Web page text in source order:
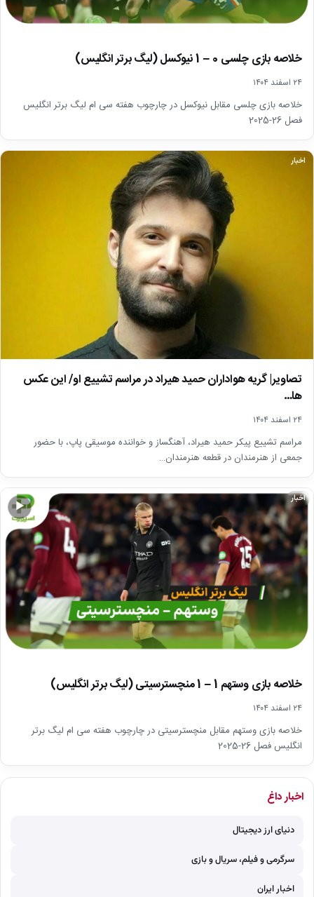
خلاصه بازی چلسی 0 – 1 نیوکسل (لیگ برتر انگلیس)
۲۴ اسفند ۱۴۰۴
خلاصه بازی چلسی مقابل نیوکسل در چارچوب هفته سی ام لیگ برتر انگلیس
فصل 26-2025
اخبار
تصاویر| گریه هواداران حمید هیراد در مراسم تشییع او/ این عکس
ها…
۲۴ اسفند ۱۴۰۴
مراسم تشییع پیکر حمید هیراد، آهنگساز و خواننده موسیقی پاپ، با حضور
جمعی از هنرمندان در قطعه هنرمندان…
▶
اخبار
خلاصه بازی وستهم 1 – 1 منچسترسیتی (لیگ برتر انگلیس)
۲۴ اسفند ۱۴۰۴
خلاصه بازی وستهم مقابل منچسترسیتی در چارچوب هفته سی ام لیگ برتر
انگلیس فصل 26-2025
اخبار داغ
دنیای ارز دیجیتال
سرگرمی و فیلم، سریال و بازی
اخبار ایران